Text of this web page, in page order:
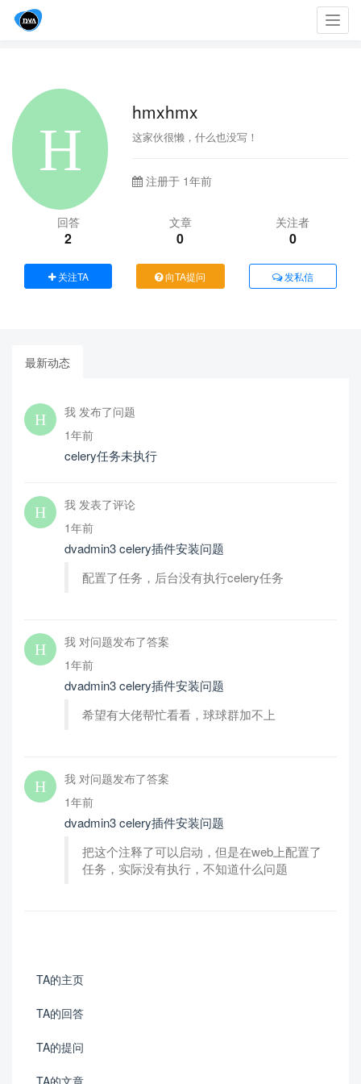
hmxhmx
这家伙很懒，什么也没写！
注册于 1年前
回答
2
文章
0
关注者
0
关注TA 向TA提问 发私信
最新动态
我 发布了问题
1年前
celery任务未执行
我 发表了评论
1年前
dvadmin3 celery插件安装问题
配置了任务，后台没有执行celery任务
我 对问题发布了答案
1年前
dvadmin3 celery插件安装问题
希望有大佬帮忙看看，球球群加不上
我 对问题发布了答案
1年前
dvadmin3 celery插件安装问题
把这个注释了可以启动，但是在web上配置了
任务，实际没有执行，不知道什么问题
TA的主页
TA的回答
TA的提问
TA的文章